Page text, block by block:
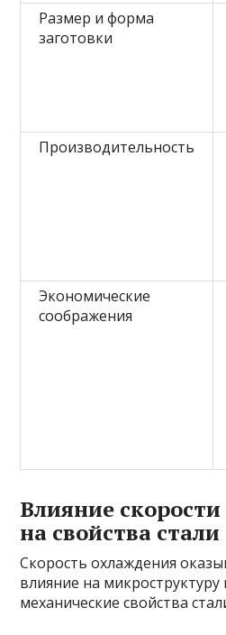
Размер и форма
заготовки
Производительность
Экономические
соображения
Влияние
на свойства стали
Скорость охлаждения
влияние на микроструктуру
механические свойства